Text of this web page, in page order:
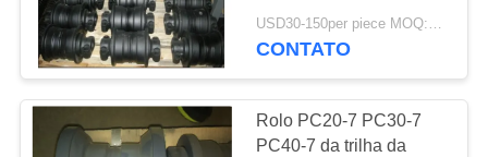
MAPA
DO
SITE
Parafusos e porcas
de trilha
da parte inferior do rolo
da trilha
CONTATO
Rolo PC20-7 PC30-7
PC40-7 da trilha da